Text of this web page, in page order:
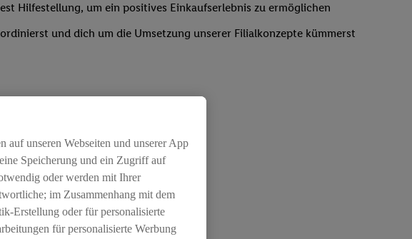
Hilfestellung, um ein positives Einkaufserlebnis zu ermöglichen
und dich um die Umsetzung unserer Filialkonzepte kümmerst
z. B. in der Schichtleitung
auf unseren Webseiten und unserer App
Speicherung und ein Zugriff auf
oder werden mit Ihrer
im Zusammenhang mit dem
Erstellung oder für personalisierte
für personalisierte Werbung